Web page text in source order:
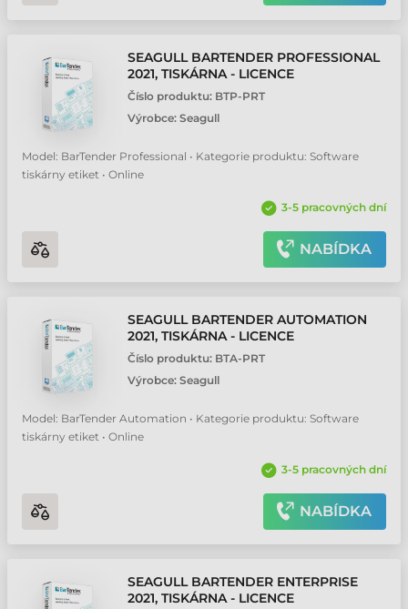
SEAGULL BARTENDER PROFESSIONAL
2021, TISKÁRNA - LICENCE
Číslo produktu: BTP-PRT
Výrobce: Seagull
Model: BarTender Professional • Kategorie produktu: Software
tiskárny etiket • Online
3-5 pracovných dní
NABÍDKA
SEAGULL BARTENDER AUTOMATION
2021, TISKÁRNA - LICENCE
Číslo produktu: BTA-PRT
Výrobce: Seagull
Model: BarTender Automation • Kategorie produktu: Software
tiskárny etiket • Online
3-5 pracovných dní
NABÍDKA
SEAGULL BARTENDER ENTERPRISE
2021, TISKÁRNA - LICENCE